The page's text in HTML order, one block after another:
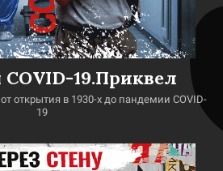
19.Приквел
открытия в 1930-х до пандемии COVID-
19